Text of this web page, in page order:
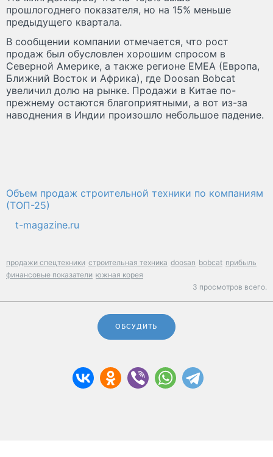
прошлогоднего показателя, но на 15% меньше
предыдущего квартала.
В сообщении компании отмечается, что рост
продаж был обусловлен хорошим спросом в
Северной Америке, а также регионе EMEA (Европа,
Ближний Восток и Африка), где Doosan Bobcat
увеличил долю на рынке. Продажи в Китае по-
прежнему остаются благоприятными, а вот из-за
наводнения в Индии произошло небольшое падение.
Объем продаж строительной техники по компаниям
(ТОП-25)
t-magazine.ru
продажи спецтехники строительная техника doosan bobcat прибыль
финансовые показатели южная корея
3 просмотров всего.
ОБСУДИТЬ